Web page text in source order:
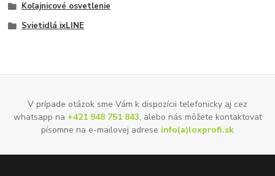
Koľajnicové osvetlenie
Svietidlá ixLINE
V prípade otázok sme Vám k dispozícii telefonicky aj cez
whatsapp na +421 948 751 843, alebo nás môžete kontaktovať
písomne na e-mailovej adrese info(a)loxprofi.sk